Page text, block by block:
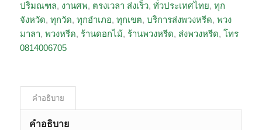
ปริมณฑล, งานศพ, ตรงเวลา ส่งเร็ว, ทั่วประเทศไทย, ทุก
จังหวัด, ทุกวัด, ทุกอำเภอ, ทุกเขต, บริการส่งพวงหรีด, พวง
มาลา, พวงหรีด, ร้านดอกไม้, ร้านพวงหรีด, ส่งพวงหรีด, โทร
0814006705
คำอธิบาย
คำอธิบาย